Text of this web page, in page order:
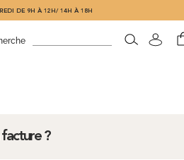
DE 9H À 12H/ 14H À 18H
facture ?